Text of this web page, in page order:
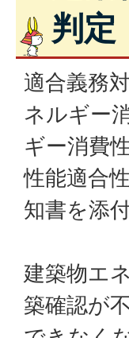
判定
適合義務
ネルギー
ギー消費
性能適合
知書を添
建築物エ
築確認が